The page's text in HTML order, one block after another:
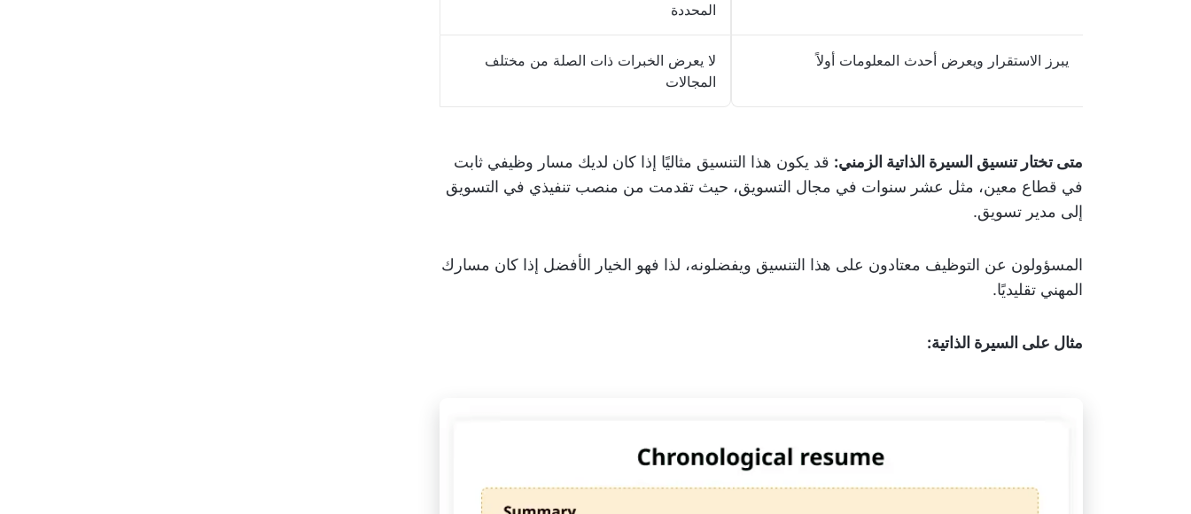
المحددة
يبرز الاستقرار ويعرض أحدث المعلومات أولاً
لا يعرض الخبرات ذات الصلة من مختلف
المجالات
متى تختار تنسيق السيرة الذاتية الزمني: قد يكون هذا التنسيق مثاليًا إذا كان لديك مسار وظيفي ثابت
في قطاع معين، مثل عشر سنوات في مجال التسويق، حيث تقدمت من منصب تنفيذي في التسويق
إلى مدير تسويق.
المسؤولون عن التوظيف معتادون على هذا التنسيق ويفضلونه، لذا فهو الخيار الأفضل إذا كان مسارك
المهني تقليديًا.
مثال على السيرة الذاتية: